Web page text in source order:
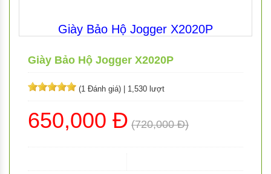
Giày Bảo Hộ Jogger X2020P
Giày Bảo Hộ Jogger X2020P
(1 Đánh giá) 1,530 lượt
650,000 Đ (720,000 Đ)